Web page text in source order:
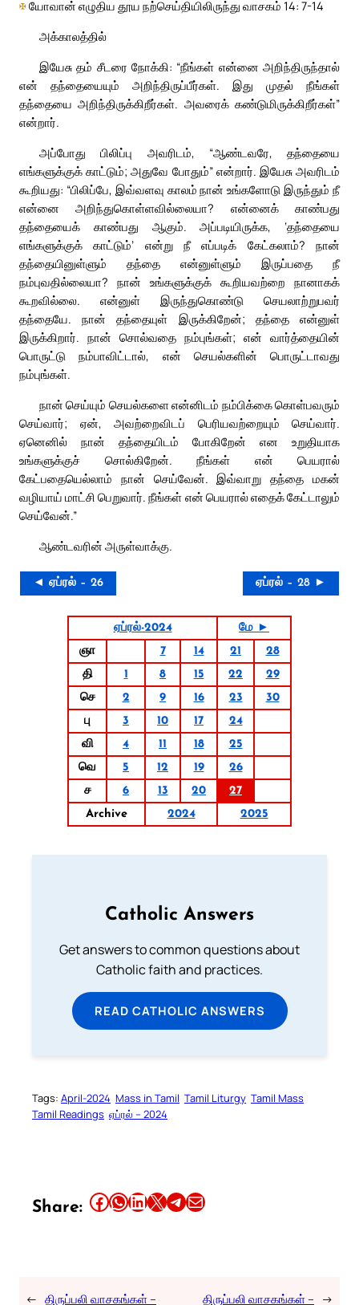
✠யோவான் எழுதிய தூய நற்செய்தியிலிருந்து வாசகம் 14: 7-14
அக்காலத்தில்
இயேசு தம் சீடரை நோக்கி: “நீங்கள் என்னை அறிந்திருந்தால்
என் தந்தையையும் அறிந்திருப்பீர்கள். இது முதல் நீங்கள்
தந்தையை அறிந்திருக்கிறீர்கள். அவரைக் கண்டுமிருக்கிறீர்கள்”
என்றார்.
அப்போது பிலிப்பு அவரிடம், “ஆண்டவரே, தந்தையை
எங்களுக்குக் காட்டும்; அதுவே போதும்” என்றார். இயேசு அவரிடம்
கூறியது: “பிலிப்பே, இவ்வளவு காலம் நான் உங்களோடு இருந்தும் நீ
என்னை அறிந்துகொள்ளவில்லையா? என்னைக் காண்பது
தந்தையைக் காண்பது ஆகும். அப்படியிருக்க, ‘தந்தையை
எங்களுக்குக் காட்டும்’ என்று நீ எப்படிக் கேட்கலாம்? நான்
தந்தையினுள்ளும் தந்தை என்னுள்ளும் இருப்பதை நீ
நம்புவதில்லையா? நான் உங்களுக்குக் கூறியவற்றை நானாகக்
கூறவில்லை. என்னுள் இருந்துகொண்டு செயலாற்றுபவர்
தந்தையே. நான் தந்தையுள் இருக்கிறேன்; தந்தை என்னுள்
இருக்கிறார். நான் சொல்வதை நம்புங்கள்; என் வார்த்தையின்
பொருட்டு நம்பாவிட்டால், என் செயல்களின் பொருட்டாவது
நம்புங்கள்.
நான் செய்யும் செயல்களை என்னிடம் நம்பிக்கை கொள்பவரும்
செய்வார்; ஏன், அவற்றைவிடப் பெரியவற்றையும் செய்வார்.
ஏனெனில் நான் தந்தையிடம் போகிறேன் என உறுதியாக
உங்களுக்குச் சொல்கிறேன். நீங்கள் என் பெயரால்
கேட்பதையெல்லாம் நான் செய்வேன். இவ்வாறு தந்தை மகன்
வழியாய் மாட்சி பெறுவார். நீங்கள் என் பெயரால் எதைக் கேட்டாலும்
செய்வேன்.”
ஆண்டவரின் அருள்வாக்கு.
◄ ஏப்ரல் – 26 ஏப்ரல் – 28 ►
ஏப்ரல்-2024
மே ►
ஞா
7 14 21
28
தி
1 8 15 22
29
செ
2 9 16 23
30
பு
3 10 17
24
வி
4 11 18
25
வெ
5 12 19
26
ச
6 13 20
27
Archive
2024 2025
Catholic Answers
Get answers to common questions about
Catholic faith and practices.
READ CATHOLIC ANSWERS
Tags: April-2024 Mass in Tamil Tamil Liturgy Tamil Mass
Tamil Readings ஏப்ரல் – 2024
Share: Share this article on Facebook Share this article on WhatsApp Share this article on LinkedIn Share this article on X Share this article on TelegramEmail this Article
← திருப்பலி வாசகங்கள் –
திருப்பலி வாசகங்கள் – →